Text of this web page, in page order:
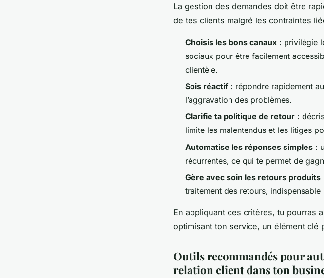
La gestion des demandes doit être
de tes clients malgré les contraintes
Choisis les bons canaux : privilégie
sociaux pour être facilement
clientèle.
Sois réactif : répondre rapidement
l’aggravation des problèmes.
Clarifie ta politique de retour :
limite les malentendus et les litiges
Automatise les réponses simples :
récurrentes, ce qui te permet de
Gère avec soin les retours produits
traitement des retours,
En appliquant ces critères, tu pourras
optimisant ton service, un élément clé
Outils recommandés pour
relation client dans ton